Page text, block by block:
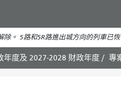
主
要
內
。 5路和5R路進出城方向的列車已
年度及 2027-2028 財政年度 專